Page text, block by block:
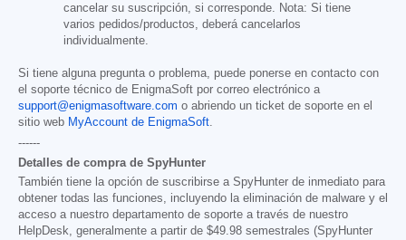
cancelar su suscripción, si corresponde. Nota: Si tiene
varios pedidos/productos, deberá cancelarlos
individualmente.
Si tiene alguna pregunta o problema, puede ponerse en contacto con
el soporte técnico de EnigmaSoft por correo electrónico a
support@enigmasoftware.com o abriendo un ticket de soporte en el
sitio web MyAccount de EnigmaSoft.
------
Detalles de compra de SpyHunter
También tiene la opción de suscribirse a SpyHunter de inmediato para
obtener todas las funciones, incluyendo la eliminación de malware y el
acceso a nuestro departamento de soporte a través de nuestro
HelpDesk, generalmente a partir de $49.98 semestrales (SpyHunter